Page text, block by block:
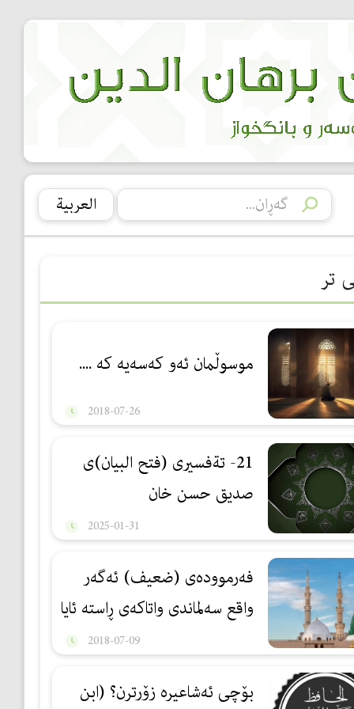
العربیة
تر
موسوڵمان ئەو كەسەیە كە ....
2018-07-26
21- تةفسيرى (فتح البيان)ى
صديق حسن خان
2025-01-31
فەرمووده‌ی (ضعیف) ئه‌گه‌ر
واقع سه‌لماندی واتاكه‌ی ڕاسته‌ ئايا
2018-07-09
بۆچی ئەشاعیرە زۆرترن؟ (ابن